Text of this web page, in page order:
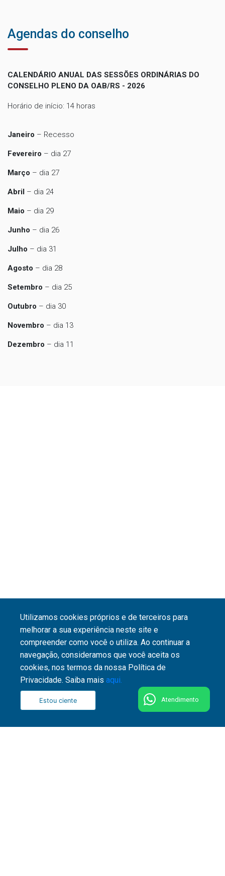
Atendimento
Agendas do conselho
CALENDÁRIO ANUAL DAS SESSÕES ORDINÁRIAS DO
CONSELHO PLENO DA OAB/RS - 2026
Horário de início: 14 horas
Janeiro – Recesso
Fevereiro – dia 27
Março – dia 27
Abril – dia 24
Maio – dia 29
Junho – dia 26
Julho – dia 31
Agosto – dia 28
Setembro – dia 25
Outubro – dia 30
Novembro – dia 13
Dezembro – dia 11
Utilizamos cookies próprios e de terceiros para
melhorar a sua experiência neste site e
compreender como você o utiliza. Ao continuar a
navegação, consideramos que você aceita os
cookies, nos termos da nossa Política de
Privacidade. Saiba mais aqui.
Estou ciente